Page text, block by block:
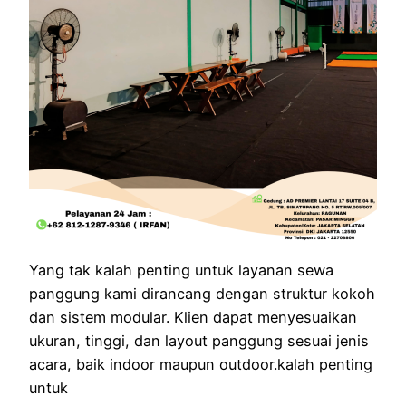
Yang tak kalah penting untuk layanan sewa
panggung kami dirancang dengan struktur kokoh
dan sistem modular. Klien dapat menyesuaikan
ukuran, tinggi, dan layout panggung sesuai jenis
acara, baik indoor maupun outdoor.kalah penting
untuk